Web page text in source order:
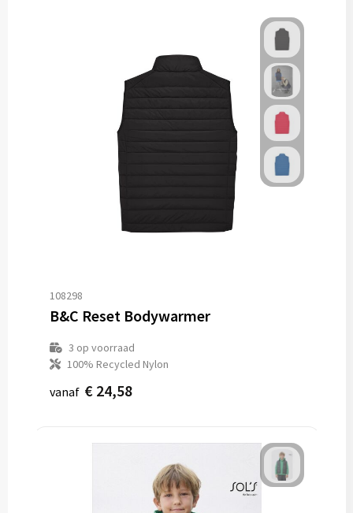
108298
B&C Reset Bodywarmer
3 op voorraad
100% Recycled Nylon
vanaf € 24,58